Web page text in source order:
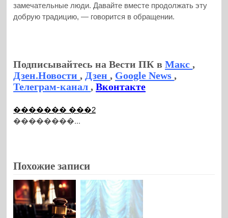
замечательные люди. Давайте вместе продолжать эту
добрую традицию, — говорится в обращении.
Подписывайтесь на Вести ПК вМакс,
Дзен.Новости, Дзен, Google News,
Телеграм-канал,Вконтакте
������� ���2
��������...
Похожие записи